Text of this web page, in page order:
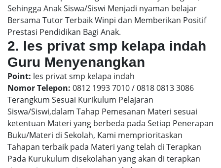
Sehingga Anak Siswa/Siswi Menjadi nyaman belajar
Bersama Tutor Terbaik Winpi dan Memberikan Positif
Prestasi Pendidikan Bagi Anak.
2. les privat smp kelapa indah
Guru Menyenangkan
Point: les privat smp kelapa indah
Nomor Telepon: 0812 1993 7010 / 0818 0813 3086
Terangkum Sesuai Kurikulum Pelajaran
Siswa/Siswi,dalam Tahap Pemesanan Materi sesuai
ketentuan Materi yang berbeda pada Setiap Penerapan
Buku/Materi di Sekolah, Kami memprioritaskan
Tahapan terbaik pada Materi yang telah di Terapkan
Pada Kurukulum disekolahan yang akan di terapkan